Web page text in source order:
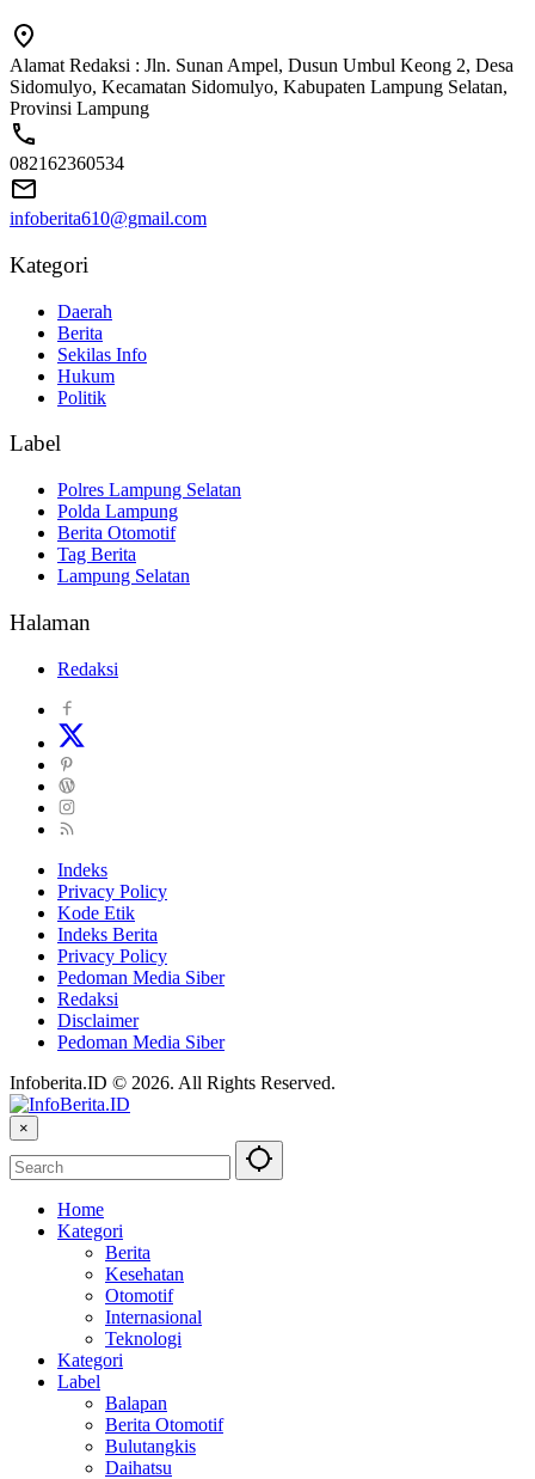
Alamat Redaksi : Jln. Sunan Ampel, Dusun Umbul Keong 2, Desa
Sidomulyo, Kecamatan Sidomulyo, Kabupaten Lampung Selatan,
Provinsi Lampung
082162360534
infoberita610@gmail.com
Kategori
Daerah
Berita
Sekilas Info
Hukum
Politik
Label
Polres Lampung Selatan
Polda Lampung
Berita Otomotif
Tag Berita
Lampung Selatan
Halaman
Redaksi
Indeks
Privacy Policy
Kode Etik
Indeks Berita
Privacy Policy
Pedoman Media Siber
Redaksi
Disclaimer
Pedoman Media Siber
Infoberita.ID © 2026. All Rights Reserved.
×
Home
Kategori
Berita
Kesehatan
Otomotif
Internasional
Teknologi
Kategori
Label
Balapan
Berita Otomotif
Bulutangkis
Daihatsu